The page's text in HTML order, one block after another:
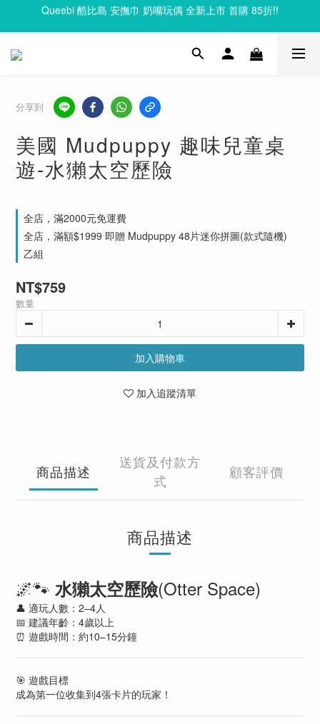
Clixo 磁力片83折起，滿額再贈禮
Queebi 酷比島 安撫巾 奶嘴玩偶 全新上市 首購 85折!!
Clixo 磁力片83折起，滿額再贈禮
分享到
美國 Mudpuppy 趣味兒童桌
遊-水獺太空歷險
全店，滿2000元免運費
全店，滿額$1999 即贈 Mudpuppy 48片迷你拼圖(款式隨機)
乙組
NT$759
數量
加入購物車
加入追蹤清單
商品描述
送貨及付款方
式
顧客評價
商品描述
🌌🐾 水獺太空歷險(Otter Space)
👤 適玩人數：2–4人
📅 建議年齡：4歲以上
⏰ 遊戲時間：約10–15分鐘
🎯 遊戲目標
成為第一位收集到4張卡片的玩家！